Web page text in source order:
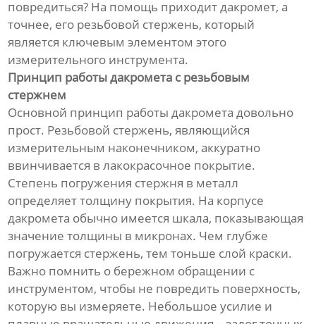
повредиться? На помощь приходит дакромет, а
точнее, его резьбовой стержень, который
является ключевым элементом этого
измерительного инструмента.
Принцип работы дакромета с резьбовым
стержнем
Основной принцип работы дакромета довольно
прост. Резьбовой стержень, являющийся
измерительным наконечником, аккуратно
ввинчивается в лакокрасочное покрытие.
Степень погружения стержня в металл
определяет толщину покрытия. На корпусе
дакромета обычно имеется шкала, показывающая
значение толщины в микронах. Чем глубже
погружается стержень, тем тоньше слой краски.
Важно помнить о бережном обращении с
инструментом, чтобы не повредить поверхность,
которую вы измеряете. Небольшое усилие и